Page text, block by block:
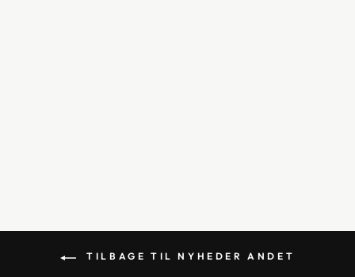
TILBAGE TIL NYHEDER ANDET